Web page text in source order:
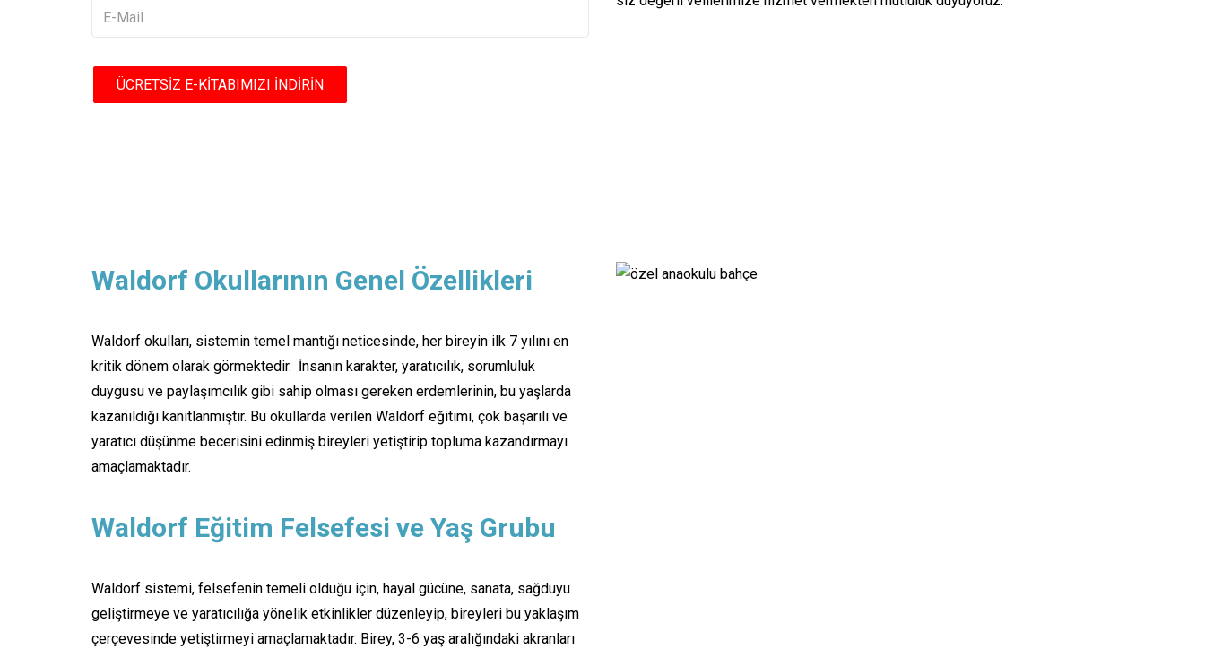
Waldorf Okullarının Genel Özellikleri
Waldorf okulları, sistemin temel mantığı neticesinde, her bireyin ilk 7 yılını en
kritik dönem olarak görmektedir. İnsanın karakter, yaratıcılık, sorumluluk
duygusu ve paylaşımcılık gibi sahip olması gereken erdemlerinin, bu yaşlarda
kazanıldığı kanıtlanmıştır. Bu okullarda verilen Waldorf eğitimi, çok başarılı ve
yaratıcı düşünme becerisini edinmiş bireyleri yetiştirip topluma kazandırmayı
amaçlamaktadır.
Waldorf Eğitim Felsefesi ve Yaş Grubu
Waldorf sistemi, felsefenin temeli olduğu için, hayal gücüne, sanata, sağduyu
geliştirmeye ve yaratıcılığa yönelik etkinlikler düzenleyip, bireyleri bu yaklaşım
çerçevesinde yetiştirmeyi amaçlamaktadır. Birey, 3-6 yaş aralığındaki akranları